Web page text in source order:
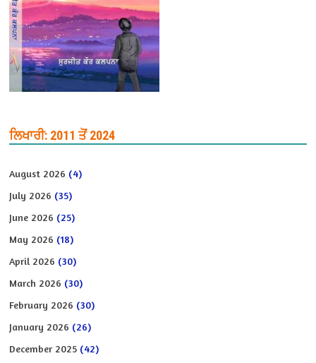
ਲਿਖਾਰੀ: 2011 ਤੋਂ 2024
August 2026 (4)
July 2026 (35)
June 2026 (25)
May 2026 (18)
April 2026 (30)
March 2026 (30)
February 2026 (30)
January 2026 (26)
December 2025 (42)